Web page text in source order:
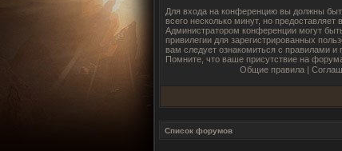
Для входа на конференцию вы должны
всего несколько минут, но
Администратором конференции могут
привилегии для зарегистрированных
вам следует ознакомиться с правилами и
Помните, что ваше присутствие на
Общие правила|
Список форумов